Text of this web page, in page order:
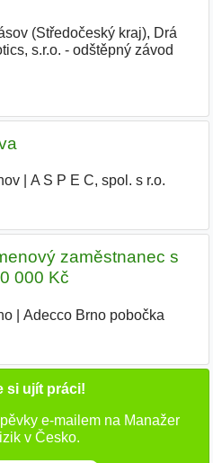
(Středočeský kraj), Drá
s.r.o. - odštěpný závod
| A S P E C, spol. s r.o.
zaměstnanec s
000 Kč
| Adecco Brno pobočka
si ujít práci!
e-mailem na Manažer
v Česko.